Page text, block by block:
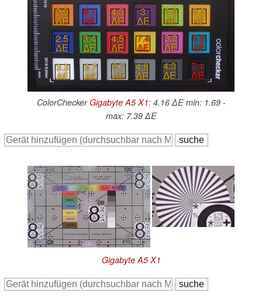
2.9
∆E
6.1
∆E
4.3
∆E
3
∆E
3.9
∆E
3.2
∆E
2.5
∆E
3.4
∆E
4.5
∆E
7.4
∆E
3.2
∆E
5.8
∆E
3.3
∆E
3.7
∆E
3.7
∆E
4.8
∆E
4.3
∆E
7.1
∆E
ColorChecker Gigabyte A5 X1: 4.16 ∆E min: 1.69 -
max: 7.39 ∆E
Gigabyte A5 X1